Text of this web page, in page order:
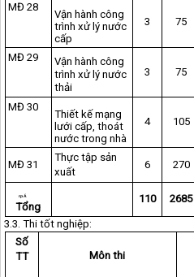
MĐ 28
Vận hành công
trình xử lý nước
cấp
3 75
MĐ 29
Vận hành công
trình xử lý nước
thải
3 75
MĐ 30
Thiết kế mạng
lưới cấp, thoát
nước trong nhà
4 105
MĐ 31
Thực tập sản
xuất
6 270
rp Á
Tổng
110 2685
3.3. Thitốt nghiệp:
Số
TT
Môn thi